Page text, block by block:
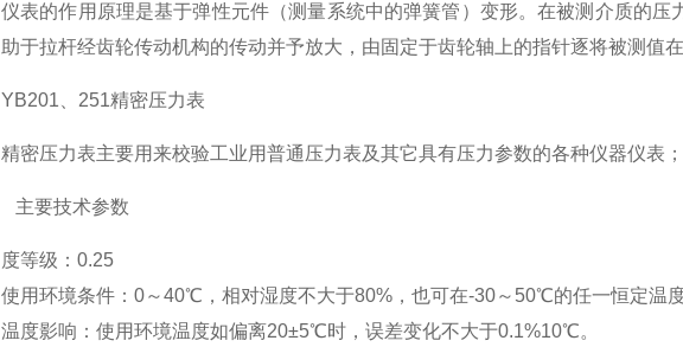
仪表的作用原理是基于弹性元件（测量系统中的弹簧管）变形。在被测介质的
助于拉杆经齿轮传动机构的传动并予放大，由固定于齿轮轴上的指针逐将被测值
YB201、251精密压力表
精密压力表主要用来校验工业用普通压力表及其它具有压力参数的各种仪器仪表
主要技术参数
度等级：0.25
使用环境条件：0～40℃，相对湿度不大于80%，也可在-30～50℃的任一恒定温度
温度影响：使用环境温度如偏离20±5℃时，误差变化不大于0.1%10℃。